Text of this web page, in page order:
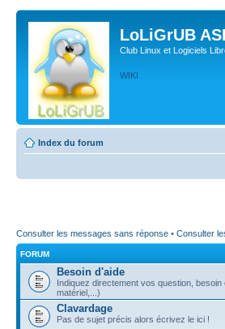
LoLiGrUB
Club Linux et Logiciels
WIKI
Index du forum
Consulter les messages sans réponse • Consulter
FORUM
Besoin d'aide
Indiquez directement vos question,
matériel,...)
Clavardage
Pas de sujet précis alors écrivez le ici !